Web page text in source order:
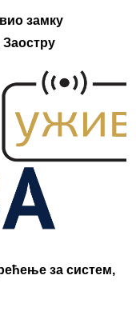
замку
за систем,